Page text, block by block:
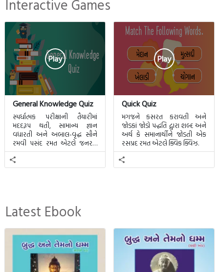
Interactive Games
Play
General Knowledge Quiz
સ્પર્ધાત્મક પરીક્ષાની તૈયારીમાં
મદદરૂપ થતી, સામાન્ય જ્ઞાન
વધારતી અને અબાલ-વૃદ્ધ સૌને
રમવી પસંદ રમત એટલે જનરલ
નોલેજ ક્વિઝ.
Play
Quick Quiz
મગજને કસરત કરાવતી અને
જોડકાં જોડો પદ્ધતિ દ્વારા શબ્દ અને
અર્થ કે સમાનાર્થીને જોડતી એક
રસપ્રદ રમત એટલે ક્વિક ક્વિઝ.
Latest Ebook